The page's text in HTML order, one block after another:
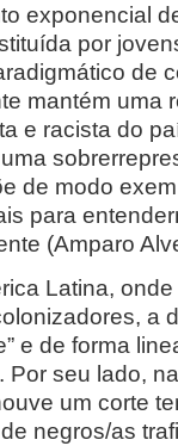
exponencial
por
de
mantém uma
e racista do
de modo
para
(Amparo
Latina,
a
e de forma
seu lado,
um corte
negros/as